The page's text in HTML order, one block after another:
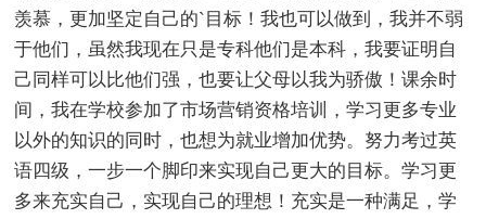
羡慕，更加坚定自己的`目标！我也可以做到，我并不弱
于他们，虽然我现在只是专科他们是本科，我要证明自
己同样可以比他们强，也要让父母以我为骄傲！课余时
间，我在学校参加了市场营销资格培训，学习更多专业
以外的知识的同时，也想为就业增加优势。努力考过英
语四级，一步一个脚印来实现自己更大的目标。学习更
多来充实自己，实现自己的理想！充实是一种满足，学